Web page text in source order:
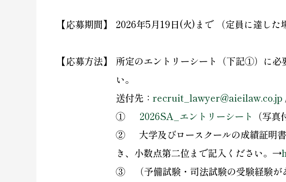
【応募期間】 2026年5月19日(火)まで （定員に達した
【応募方法】
所定のエントリーシート（下記①）に
い。
送付先： recruit_lawyer@aieilaw.co.jp
① 2026SA_エントリーシート
（写真
② 大学及びロースクールの成績証明書
き、小数点第二位まで記入ください。→
③ （予備試験・司法試験の受験経験が